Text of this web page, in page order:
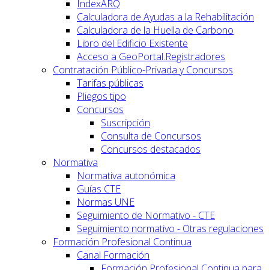
IndexARQ
Calculadora de Ayudas a la Rehabilitación
Calculadora de la Huella de Carbono
Libro del Edificio Existente
Acceso a GeoPortal.Registradores
Contratación Público-Privada y Concursos
Tarifas públicas
Pliegos tipo
Concursos
Suscripción
Consulta de Concursos
Concursos destacados
Normativa
Normativa autonómica
Guías CTE
Normas UNE
Seguimiento de Normativo - CTE
Seguimiento normativo - Otras regulaciones
Formación Profesional Continua
Canal Formación